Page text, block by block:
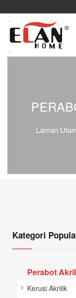
Laman
Kategori
Perabot
Kerusi Akrilik